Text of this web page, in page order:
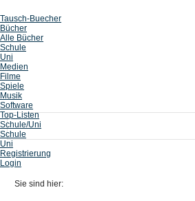
Tausch-Buecher
Bücher
Alle Bücher
Schule
Uni
Medien
Filme
Spiele
Musik
Software
Top-Listen
Schule/Uni
Schule
Uni
Registrierung
Login
Sie sind hier: